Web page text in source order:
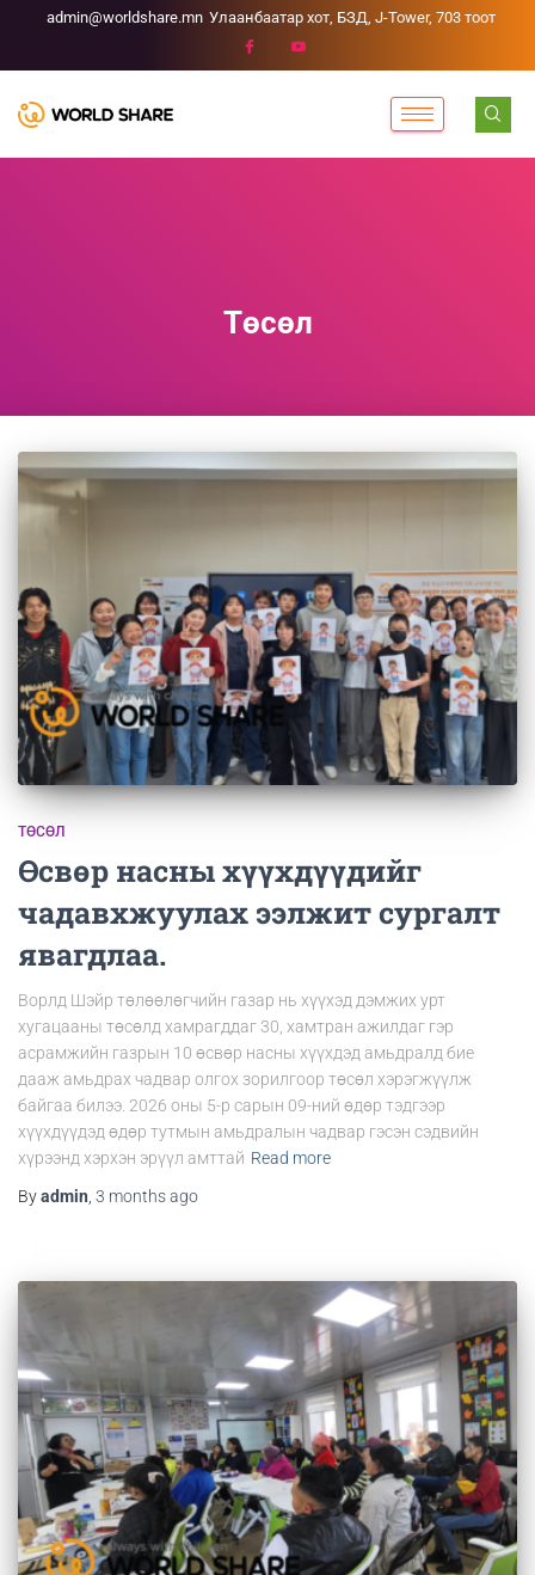
admin@worldshare.mn Улаанбаатар хот, БЗД, J-Tower, 703 тоот
Төсөл
ТӨСӨЛ
Өсвөр насны хүүхдүүдийг
чадавхжуулах ээлжит сургалт
явагдлаа.
Ворлд Шэйр төлөөлөгчийн газар нь хүүхэд дэмжих урт
хугацааны төсөлд хамрагддаг 30, хамтран ажилдаг гэр
асрамжийн газрын 10 өсвөр насны хүүхдэд амьдралд бие
дааж амьдрах чадвар олгох зорилгоор төсөл хэрэгжүүлж
байгаа билээ. 2026 оны 5-р сарын 09-ний өдөр тэдгээр
хүүхдүүдэд өдөр тутмын амьдралын чадвар гэсэн сэдвийн
хүрээнд хэрхэн эрүүл амттай Read more
Byadmin 3 monthsago